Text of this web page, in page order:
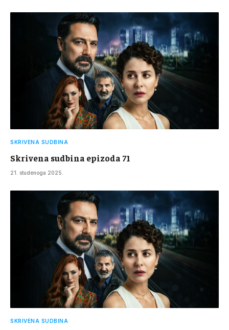
SKRIVENA SUDBINA
Skrivena sudbina epizoda 71
21. studenoga 2025.
SKRIVENA SUDBINA